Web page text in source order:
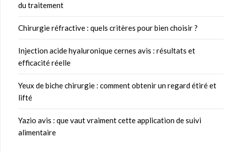
du traitement
Chirurgie réfractive : quels critères pour bien choisir ?
Injection acide hyaluronique cernes avis : résultats et
efficacité réelle
Yeux de biche chirurgie : comment obtenir un regard étiré et
lifté
Yazio avis : que vaut vraiment cette application de suivi
alimentaire